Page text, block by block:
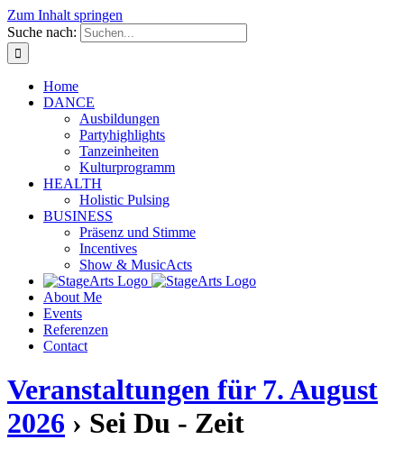
Zum Inhalt springen
Suche nach:
Home
DANCE
Ausbildungen
Partyhighlights
Tanzeinheiten
Kulturprogramm
HEALTH
Holistic Pulsing
BUSINESS
Präsenz und Stimme
Incentives
Show & MusicActs
About Me
Events
Referenzen
Contact
Veranstaltungen für 7. August
2026 › Sei Du - Zeit